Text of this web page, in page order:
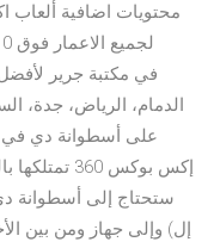
على أسطوانة دي في
إكس بوكس
ستحتاج إلى أسطوانة
إل) وإلى جهاز ومن بين